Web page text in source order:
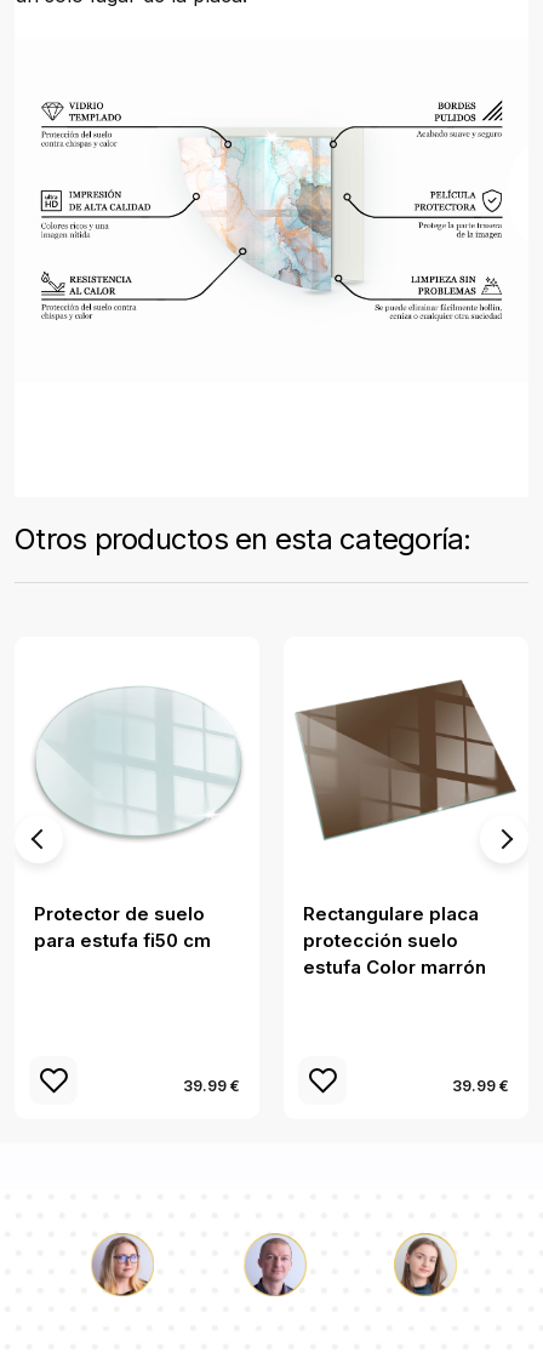
Otros productos en esta categoría:
Protector de suelo
para estufa fi50 cm
39.99 €
Rectangulare placa
protección suelo
estufa Color marrón
39.99 €